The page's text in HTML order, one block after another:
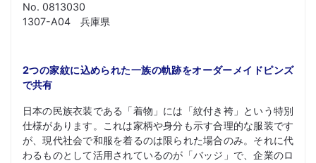
No. 0813030
1307-A04 兵庫県
2つの家紋に込められた一族の軌跡をオーダーメイドピンズ
で共有
日本の民族衣装である「着物」には「紋付き袴」という特別
仕様があります。これは家柄や身分も示す合理的な服装です
が、現代社会で和服を着るのは限られた場合のみ。それに代
わるものとして活用されているのが「バッジ」で、企業のロ